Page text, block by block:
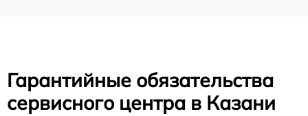
Гарантийные обязательства
сервисного центра в Казани